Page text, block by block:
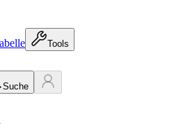
Tools
Suche